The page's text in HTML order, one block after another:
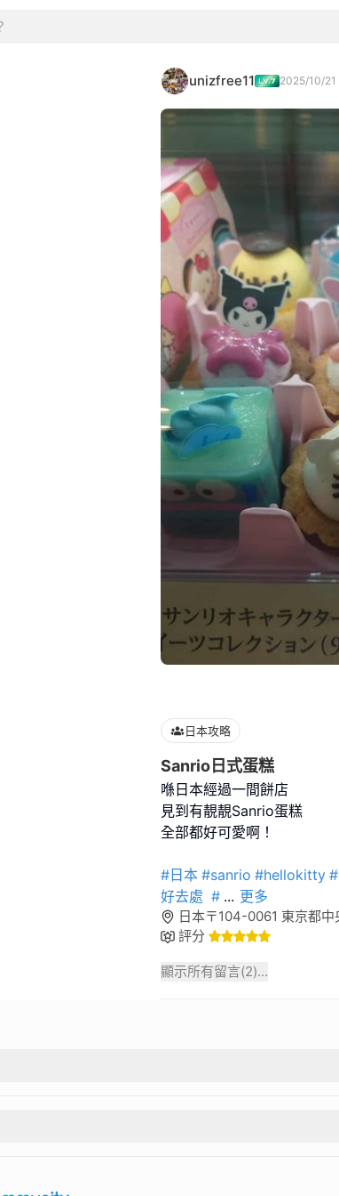
unizfree11 2025/10/21
日本攻略
Sanrio日式蛋糕
喺日本經過一間餅店
見到有靚靚Sanrio蛋糕
全部都好可愛啊！
#日本 #sanrio #hellokitty
好去處 # ... 更多
日本〒104-0061 東京都中
評分
顯示所有留言(2)...